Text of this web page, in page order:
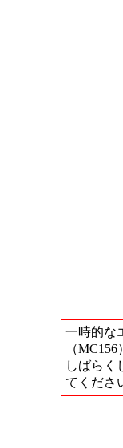
一時的な
（MC156）
しばらく
てくださ